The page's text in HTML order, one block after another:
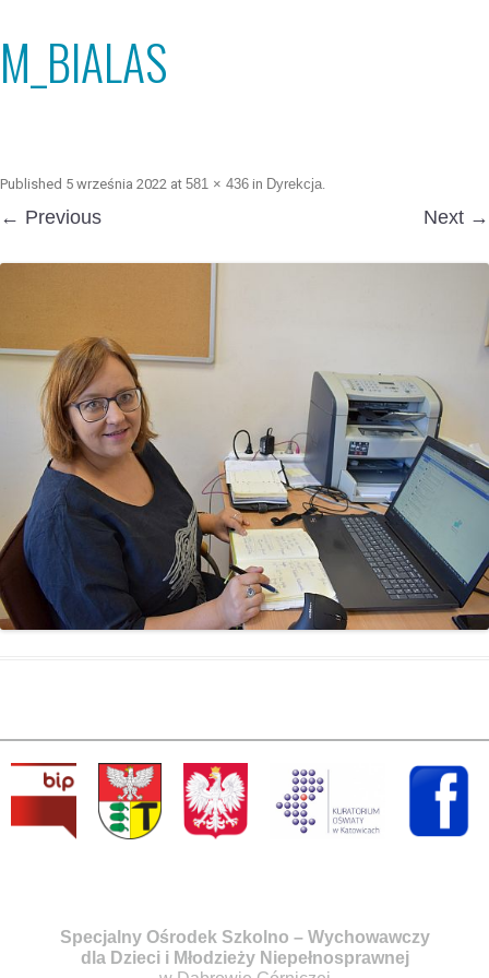
M_BIALAS
Published 5 września 2022 at 581 × 436 in Dyrekcja.
← Previous Next →
Specjalny Ośrodek Szkolno – Wychowawczy
dla Dzieci i Młodzieży Niepełnosprawnej